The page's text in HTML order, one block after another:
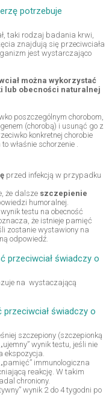
potrzebuje
taki rodzaj badania krwi,
znajdują się przeciwciała
jest wystarczająco
można wykorzystać
lub obecności naturalnej
poszczególnym chorobom,
(chorobą) i usunąć go z
konkretnej chorobie
właśnie schorzenie .
przed infekcją w przypadku
że dalsze szczepienie
humoralnej.
testu na obecność
że istnieje pamięć
zostanie wystawiony na
odpowiedź.
przeciwciał świadczy o
na wystaczającą
przeciwciał świadczy o
szczepiony (szczepionką
wynik testu, jeśli nie
ekspozycja.
immunologiczna
reakcję. W takim
chroniony.
wynik 2 do 4 tygodni po